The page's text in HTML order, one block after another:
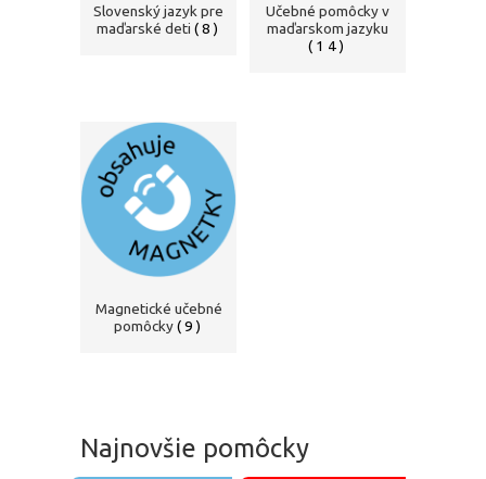
Slovenský jazyk pre
maďarské deti (8)
Učebné pomôcky v
maďarskom jazyku
(14)
Magnetické učebné
pomôcky(9)
Najnovšie pomôcky